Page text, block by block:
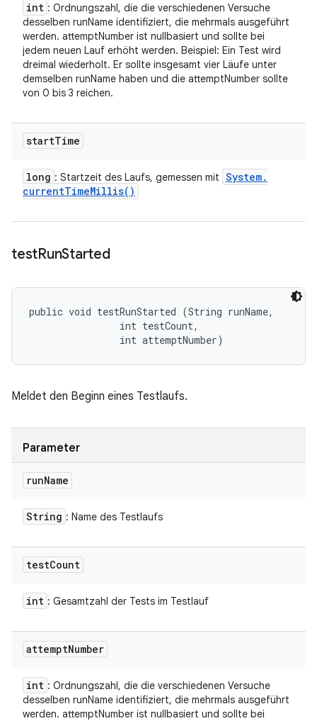
int : Ordnungszahl, die die verschiedenen Versuche
desselben runName identifiziert, die mehrmals ausgeführt
werden. attemptNumber ist nullbasiert und sollte bei
jedem neuen Lauf erhöht werden. Beispiel: Ein Test wird
dreimal wiederholt. Er sollte insgesamt vier Läufe unter
demselben runName haben und die attemptNumber sollte
von 0 bis 3 reichen.
startTime
long : Startzeit des Laufs, gemessen mit System.
currentTimeMillis( )
testRunStarted
public void testRunStarted (String runName,
                int testCount,
                int attemptNumber)
Meldet den Beginn eines Testlaufs.
Parameter
runName
String : Name des Testlaufs
testCount
int : Gesamtzahl der Tests im Testlauf
attemptNumber
int : Ordnungszahl, die die verschiedenen Versuche
desselben runName identifiziert, die mehrmals ausgeführt
werden. attemptNumber ist nullbasiert und sollte bei